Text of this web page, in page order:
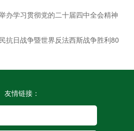
办学习贯彻党的二十届四中全会精神
抗日战争暨世界反法西斯战争胜利80
友情链接：